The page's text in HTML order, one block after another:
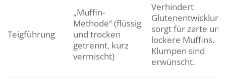
Teigführung
„Muffin-
Methode“ (flüssig
und trocken
getrennt, kurz
vermischt)
Verhindert
Glutenentwicklung,
sorgt für zarte und
lockere Muffins.
Klumpen sind
erwünscht.